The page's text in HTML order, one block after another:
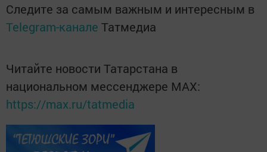
Следите за самым важным и интересным в
Telegram-канале Татмедиа
Читайте новости Татарстана в
национальном мессенджере MАХ:
https://max.ru/tatmedia